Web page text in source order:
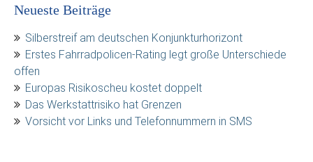
Neueste Beiträge
Silberstreif am deutschen Konjunkturhorizont
Erstes Fahrradpolicen-Rating legt große Unterschiede
offen
Europas Risikoscheu kostet doppelt
Das Werkstattrisiko hat Grenzen
Vorsicht vor Links und Telefonnummern in SMS